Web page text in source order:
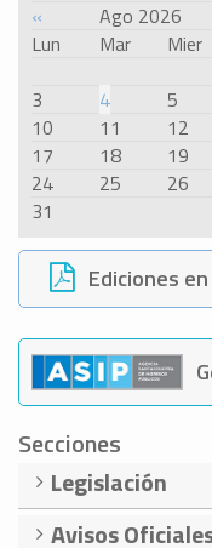
« Ago 2026
Lun
Mar Mier
3
4 5
10
11 12
17
18 19
24
25 26
31
Ediciones en
Secciones
Legislación
Avisos